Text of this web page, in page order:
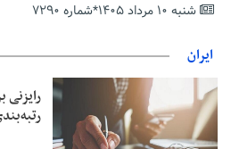
شنبه ۱۰ مرداد ۱۴۰۵*شماره ۷۲۹۰
ایران
رایزنی